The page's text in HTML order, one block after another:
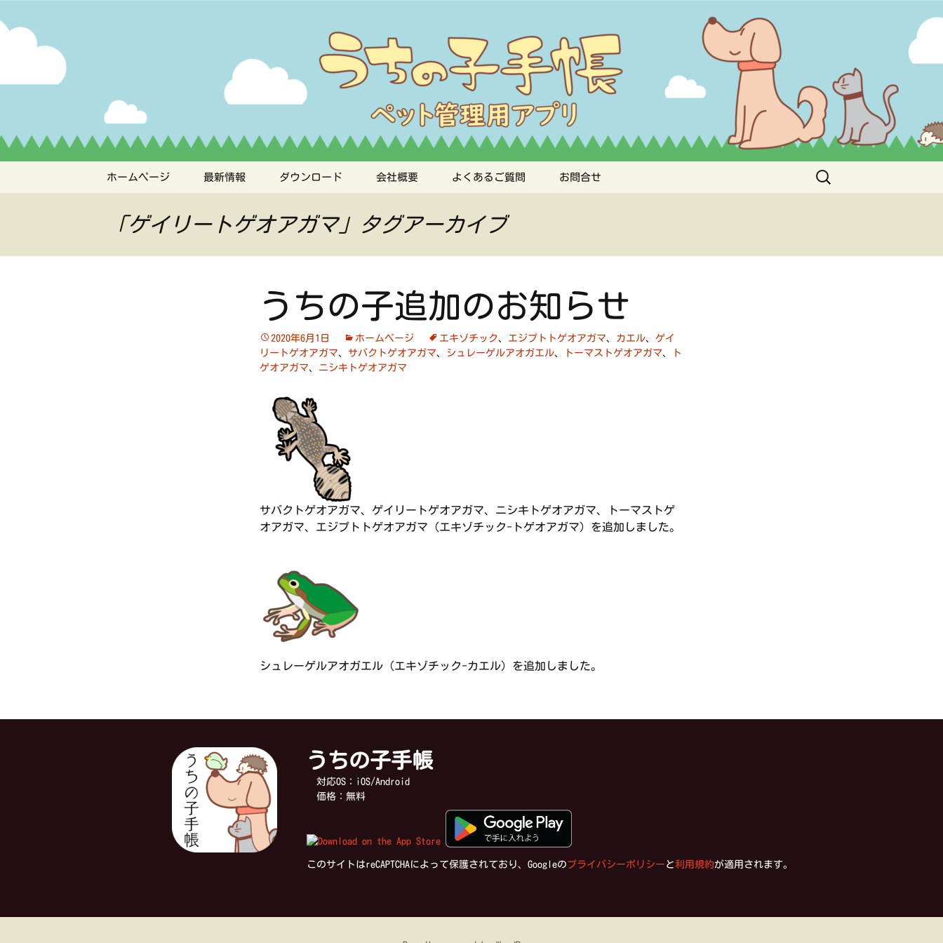
ン
ッ
プ
うちの子手帳
ホームページ 最新情報 ダウンロード 会社概要 よくあるご質問 お問合せ
検
索:
「ゲイリートゲオアガマ」タグアーカイブ
うちの子追加のお知らせ
2020年6月1日 ホームページ エキゾチック、 エジプトトゲオアガマ、 カエル、 ゲイ
リートゲオアガマ、 サバクトゲオアガマ、 シュレーゲルアオガエル、 トーマストゲオアガマ、
ト
ゲオアガマ、 ニシキトゲオアガマ
サバクトゲオアガマ、ゲイリートゲオアガマ、ニシキトゲオアガマ、トーマストゲ
オアガマ、エジプトトゲオアガマ（エキゾチック-トゲオアガマ）を追加しました。
シュレーゲルアオガエル（エキゾチック-カエル）を追加しました。
うちの子手帳
対応OS：iOS/Android
価格：無料
このサイトはreCAPTCHAによって保護されており、Googleのプライバシーポリシー と利用規約が適用されます。